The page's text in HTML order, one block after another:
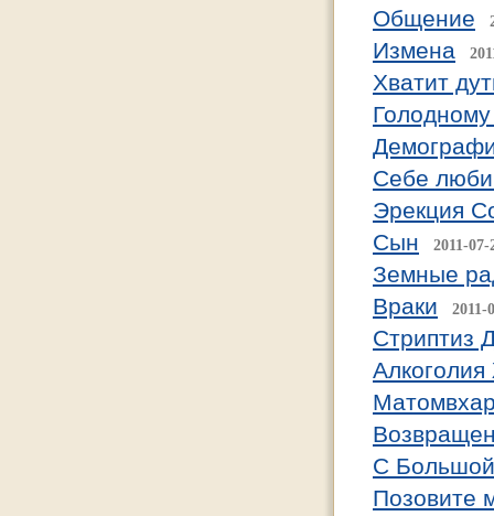
Общение
Измена
Хватит
Голодному
Себе
Эрекция
Сын
2011-07-
Земные
Враки
2011-
Стриптиз
С
Позовите